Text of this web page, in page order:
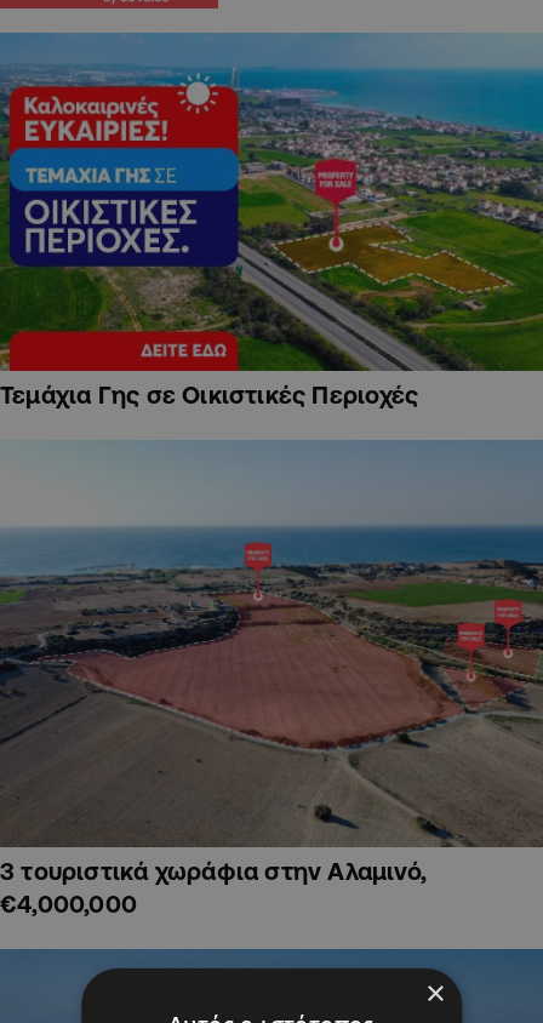
Τεμάχια Γης σε Οικιστικές Περιοχές
3 τουριστικά χωράφια στην Αλαμινό,
€4,000,000
×